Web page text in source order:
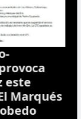
este
Marqués